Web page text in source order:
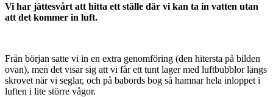
Vi har jättesvårt att hitta ett ställe där vi kan ta in vatten utan
att det kommer in luft.
Från början satte vi in en extra genomföring (den hitersta på bilden
ovan), men det visar sig att vi får ett tunt lager med luftbubblor längs
skrovet när vi seglar, och på babords bog så hamnar hela inloppet i
luften i lite större vågor.